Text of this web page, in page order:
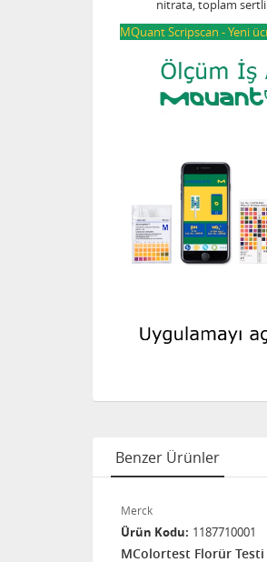
nitrata, toplam
MQuant Scripscan - Yeni
Benzer Ürünler
Merck
Ürün Kodu 1187710001
MColortest Florür Testi